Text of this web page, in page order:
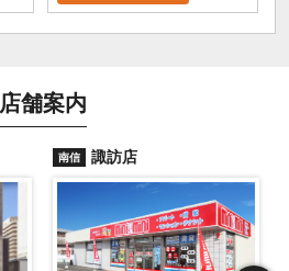
店舗案内
南信 諏訪店